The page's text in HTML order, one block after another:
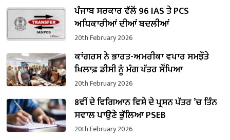
ਪੰਜਾਬ ਸਰਕਾਰ ਵੱਲੋਂ 96 IAS ਤੇ PCS
ਅਧਿਕਾਰੀਆਂ ਦੀਆਂ ਬਦਲੀਆਂ
20th February 2026
ਕਾਂਗਰਸ ਨੇ ਭਾਰਤ-ਅਮਰੀਕਾ ਵਪਾਰ ਸਮਝੌਤੇ
ਖ਼ਿਲਾਫ਼ ਡੀਸੀ ਨੂੰ ਮੰਗ ਪੱਤਰ ਸੌਂਪਿਆ
20th February 2026
8ਵੀਂ ਦੇ ਵਿਗਿਆਨ ਵਿਸ਼ੇ ਦੇ ਪ੍ਰਸ਼ਨ ਪੱਤਰ ’ਚ ਤਿੰਨ
ਸਵਾਲ ਪਾਉਣੇ ਭੁੱਲਿਆ PSEB
20th February 2026